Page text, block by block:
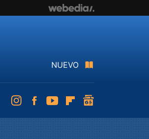
NUEVO
InstagramFacebookYoutubeFlipboard